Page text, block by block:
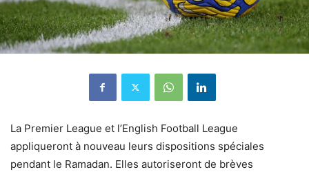
La Premier League et l’English Football League
appliqueront à nouveau leurs dispositions spéciales
pendant le Ramadan. Elles autoriseront de brèves